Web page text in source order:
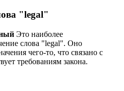
"legal"
Это наиболее
слова "legal". Оно
чего-то, что связано с
требованиям закона.